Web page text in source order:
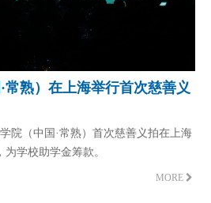
常熟）在上海举行首次慈善义
院（中国·常熟）首次慈善义拍在上海
学校助学金筹款。
MORE